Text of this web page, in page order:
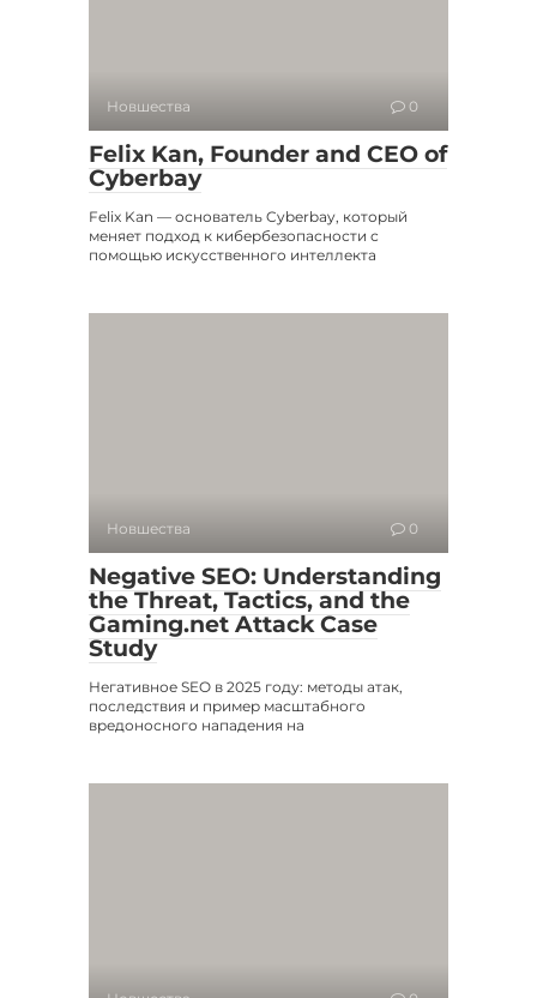
Новшества 0
Felix Kan, Founder and CEO of
Cyberbay
Felix Kan — основатель Cyberbay, который
меняет подход к кибербезопасности с
помощью искусственного интеллекта
Новшества 0
Negative SEO: Understanding
the Threat, Tactics, and the
Gaming.net Attack Case
Study
Негативное SEO в 2025 году: методы атак,
последствия и пример масштабного
вредоносного нападения на